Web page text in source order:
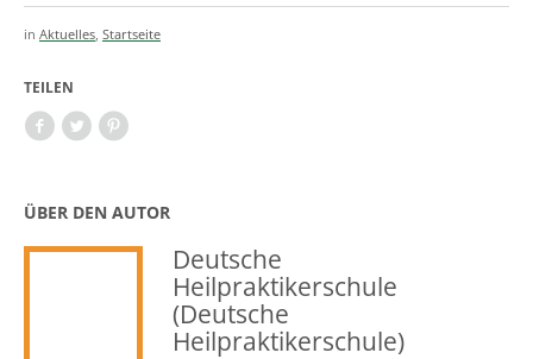
in Aktuelles Startseite
TEILEN
ÜBER DEN AUTOR
Deutsche
Heilpraktikerschule
(Deutsche
Heilpraktikerschule)